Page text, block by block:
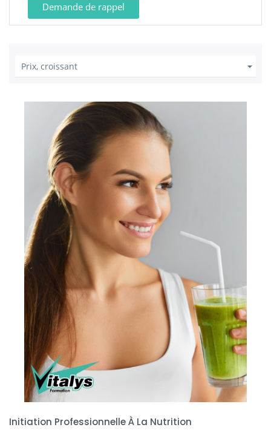
Demande de rappel
Prix, croissant 
Initiation Professionnelle À La Nutrition